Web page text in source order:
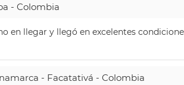
- Colombia
en llegar y llegó en excelentes
- Facatativá - Colombia